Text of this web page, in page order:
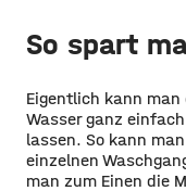
So spart
Eigentlich kann
Wasser ganz
lassen. So kann
einzelnen
man zum Einen die